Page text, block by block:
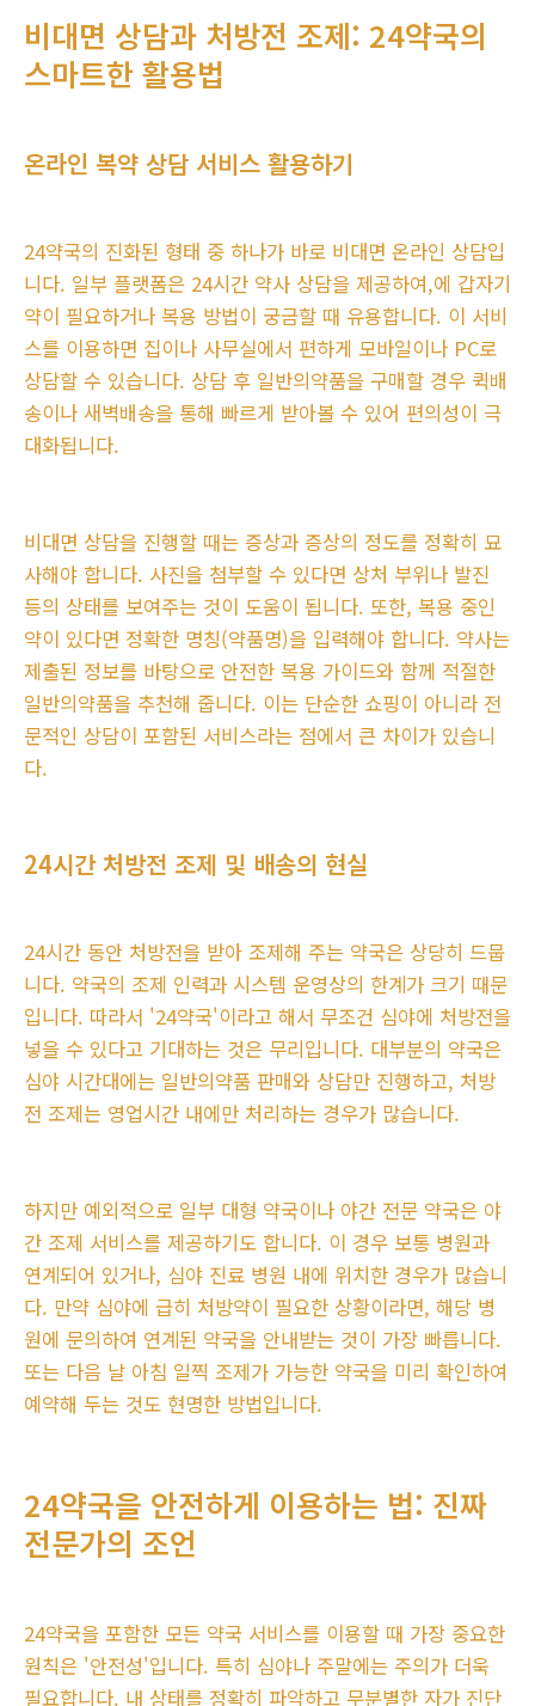
비대면 상담과 처방전 조제: 24약국의
스마트한 활용법
온라인 복약 상담 서비스 활용하기
24약국의 진화된 형태 중 하나가 바로 비대면 온라인 상담입
니다. 일부 플랫폼은 24시간 약사 상담을 제공하여,에 갑자기
약이 필요하거나 복용 방법이 궁금할 때 유용합니다. 이 서비
스를 이용하면 집이나 사무실에서 편하게 모바일이나 PC로
상담할 수 있습니다. 상담 후 일반의약품을 구매할 경우 퀵배
송이나 새벽배송을 통해 빠르게 받아볼 수 있어 편의성이 극
대화됩니다.
비대면 상담을 진행할 때는 증상과 증상의 정도를 정확히 묘
사해야 합니다. 사진을 첨부할 수 있다면 상처 부위나 발진
등의 상태를 보여주는 것이 도움이 됩니다. 또한, 복용 중인
약이 있다면 정확한 명칭(약품명)을 입력해야 합니다. 약사는
제출된 정보를 바탕으로 안전한 복용 가이드와 함께 적절한
일반의약품을 추천해 줍니다. 이는 단순한 쇼핑이 아니라 전
문적인 상담이 포함된 서비스라는 점에서 큰 차이가 있습니
다.
24시간 처방전 조제 및 배송의 현실
24시간 동안 처방전을 받아 조제해 주는 약국은 상당히 드뭅
니다. 약국의 조제 인력과 시스템 운영상의 한계가 크기 때문
입니다. 따라서 '24약국'이라고 해서 무조건 심야에 처방전을
넣을 수 있다고 기대하는 것은 무리입니다. 대부분의 약국은
심야 시간대에는 일반의약품 판매와 상담만 진행하고, 처방
전 조제는 영업시간 내에만 처리하는 경우가 많습니다.
하지만 예외적으로 일부 대형 약국이나 야간 전문 약국은 야
간 조제 서비스를 제공하기도 합니다. 이 경우 보통 병원과
연계되어 있거나, 심야 진료 병원 내에 위치한 경우가 많습니
다. 만약 심야에 급히 처방약이 필요한 상황이라면, 해당 병
원에 문의하여 연계된 약국을 안내받는 것이 가장 빠릅니다.
또는 다음 날 아침 일찍 조제가 가능한 약국을 미리 확인하여
예약해 두는 것도 현명한 방법입니다.
24약국을 안전하게 이용하는 법: 진짜
전문가의 조언
24약국을 포함한 모든 약국 서비스를 이용할 때 가장 중요한
원칙은 '안전성'입니다. 특히 심야나 주말에는 주의가 더욱
필요합니다. 내 상태를 정확히 파악하고 무분별한 자가 진단